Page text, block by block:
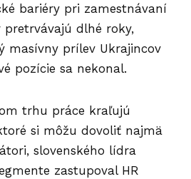
bariéry pri zamestnávaní
pretrvávajú dlhé roky,
masívny prílev Ukrajincov
pozície sa nekonal.
trhu práce kraľujú
si môžu dovoliť najmä
slovenského lídra
zastupoval HR